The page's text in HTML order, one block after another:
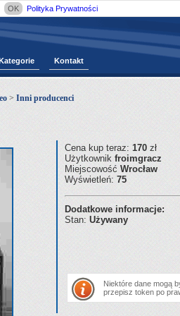
OK Polityka Prywatności
Kontakt
> Inni producenci
Cena kup teraz: 170 zł
Użytkownik froimgracz
Miejscowość Wrocław
Wyświetleń: 75
Dodatkowe informacje:
Stan: Używany
Niektóre dane mogą
przepisz token po